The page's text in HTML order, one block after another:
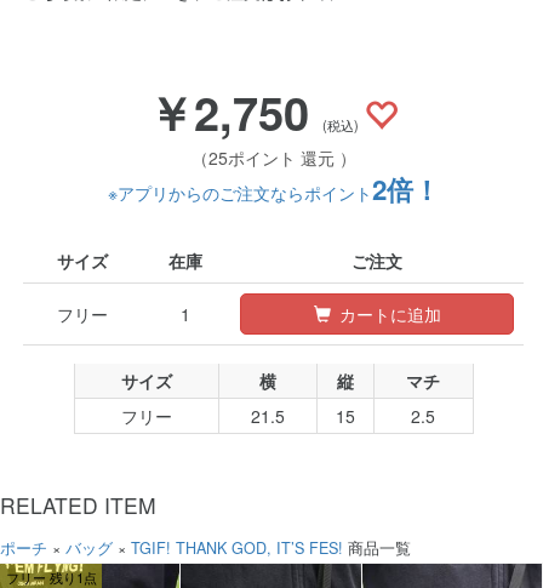
￥2,750 (税込)
（25ポイント 還元 ）
※アプリからのご注文ならポイント2倍！
サイズ 在庫 ご注文
フリー 1 カートに追加
サイズ 横 縦
マチ
フリー
21.5 15 2.5
RELATED ITEM
ポーチ × バッグ × TGIF! THANK GOD, IT’S FES! 商品一覧
フリー 残り1点